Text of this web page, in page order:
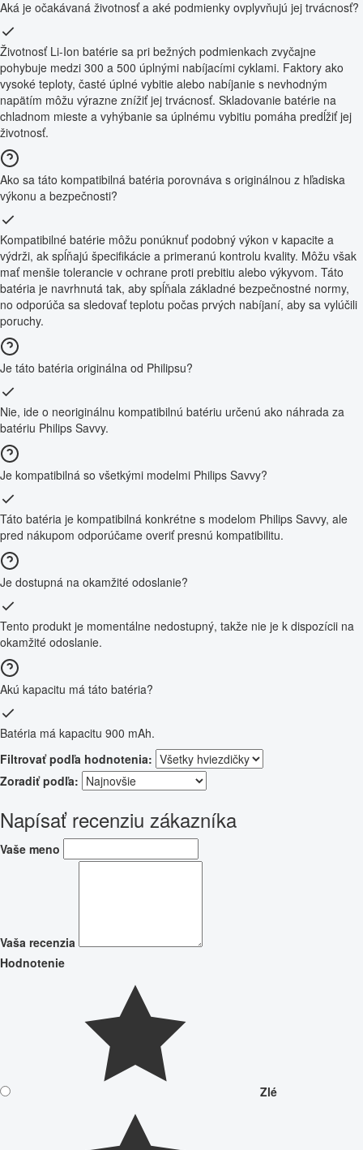
Aká je očakávaná životnosť a aké podmienky ovplyvňujú jej trvácnosť?
Životnosť Li-Ion batérie sa pri bežných podmienkach zvyčajne
pohybuje medzi 300 a 500 úplnými nabíjacími cyklami. Faktory ako
vysoké teploty, časté úplné vybitie alebo nabíjanie s nevhodným
napätím môžu výrazne znížiť jej trvácnosť. Skladovanie batérie na
chladnom mieste a vyhýbanie sa úplnému vybitiu pomáha predĺžiť jej
životnosť.
Ako sa táto kompatibilná batéria porovnáva s originálnou z hľadiska
výkonu a bezpečnosti?
Kompatibilné batérie môžu ponúknuť podobný výkon v kapacite a
výdrži, ak spĺňajú špecifikácie a primeranú kontrolu kvality. Môžu však
mať menšie tolerancie v ochrane proti prebitiu alebo výkyvom. Táto
batéria je navrhnutá tak, aby spĺňala základné bezpečnostné normy,
no odporúča sa sledovať teplotu počas prvých nabíjaní, aby sa vylúčili
poruchy.
Je táto batéria originálna od Philipsu?
Nie, ide o neoriginálnu kompatibilnú batériu určenú ako náhrada za
batériu Philips Savvy.
Je kompatibilná so všetkými modelmi Philips Savvy?
Táto batéria je kompatibilná konkrétne s modelom Philips Savvy, ale
pred nákupom odporúčame overiť presnú kompatibilitu.
Je dostupná na okamžité odoslanie?
Tento produkt je momentálne nedostupný, takže nie je k dispozícii na
okamžité odoslanie.
Akú kapacitu má táto batéria?
Batéria má kapacitu 900 mAh.
Filtrovať podľa hodnotenia:
Zoradiť podľa:
Napísať recenziu zákazníka
Vaše meno
Vaša recenzia
Hodnotenie
Zlé